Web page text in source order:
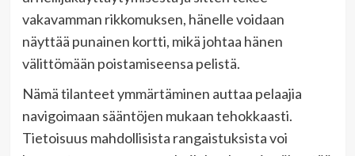
vakavamman rikkomuksen, hänelle voidaan
näyttää punainen kortti, mikä johtaa hänen
välittömään poistamiseensa pelistä.
Nämä tilanteet ymmärtäminen auttaa pelaajia
navigoimaan sääntöjen mukaan tehokkaasti.
Tietoisuus mahdollisista rangaistuksista voi